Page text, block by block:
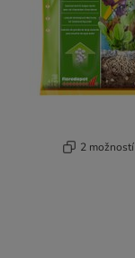
2 možností